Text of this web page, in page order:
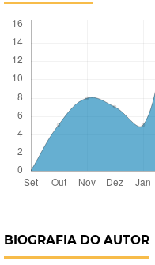
BIOGRAFIA DO AUTOR